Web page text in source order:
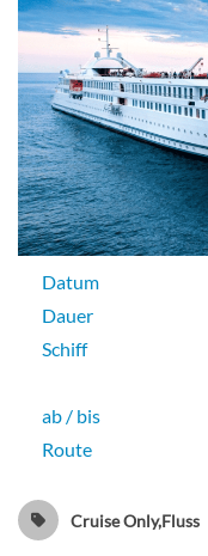
Datum
Dauer
Schiff
ab / bis
Route
Cruise Only,Fluss